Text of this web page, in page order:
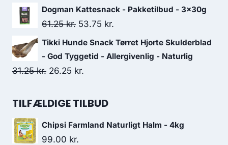
131.25 kr..112.50 kr..
oprindelige
pris
120.00 kr..
aktuelle
103.75 kr..
Dogman Kattesnack - Pakketilbud - 3x30g
61.25kr. Den
oprindelige
pris
var:
53.75 kr.
aktuelle
pris
Tikki Hunde Snack Tørret Hjorte Skulderblad
- God Tyggetid - Allergivenlig - Naturlig
31.25kr. Den
pris
31.25 kr..
26.25 kr.
pris
26.25 kr..
TILFÆLDIGE TILBUD
Chipsi Farmland Naturligt Halm - 4kg
99.00 kr.